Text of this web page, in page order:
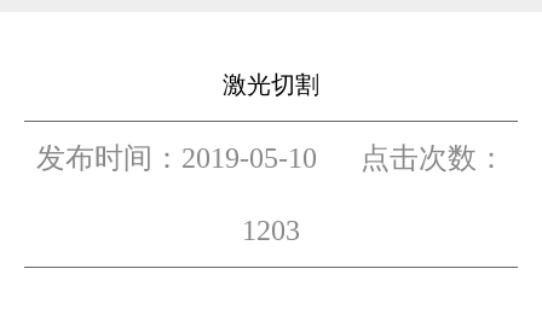
激光切割
发布时间：2019-05-10 点击次数：
1203